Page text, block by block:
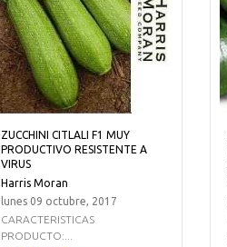
ZUCCHINI CITLALI F1 MUY
PRODUCTIVO RESISTENTE A
VIRUS
Harris Moran
lunes 09 octubre, 2017
CARACTERISTICAS
PRODUCTO:...